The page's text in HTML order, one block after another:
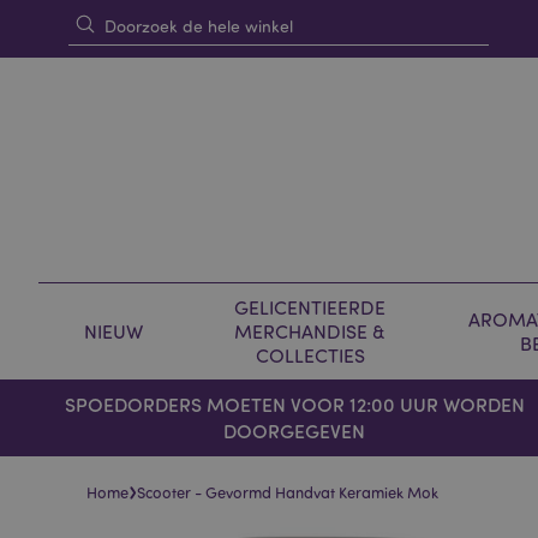
NIEUW
GELICENTIEERDE
MERCHANDISE &
COLLECTIES
SPOEDORDERS MOETEN VOOR 12:00 UUR WORDEN
DOORGEGEVEN
Home›Scooter - Gevormd Handvat Keramiek Mok